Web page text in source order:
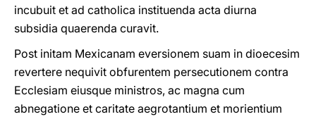
incubuit et ad catholica instituenda acta diurna
subsidia quaerenda curavit.
Post initam Mexicanam eversionem suam in dioecesim
revertere nequivit obfurentem persecutionem contra
Ecclesiam eiusque ministros, ac magna cum
abnegatione et caritate aegrotantium et morientium